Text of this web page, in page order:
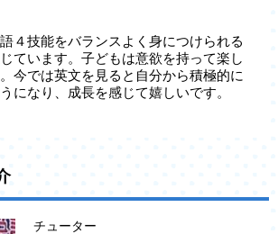
４技能をバランスよく身につけられる
ています。子どもは意欲を持って楽し
今では英文を見ると自分から積極的に
になり、成長を感じて嬉しいです。
チューター